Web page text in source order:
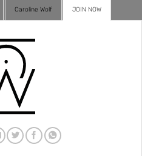
JOIN NOW
Caroline Wolf